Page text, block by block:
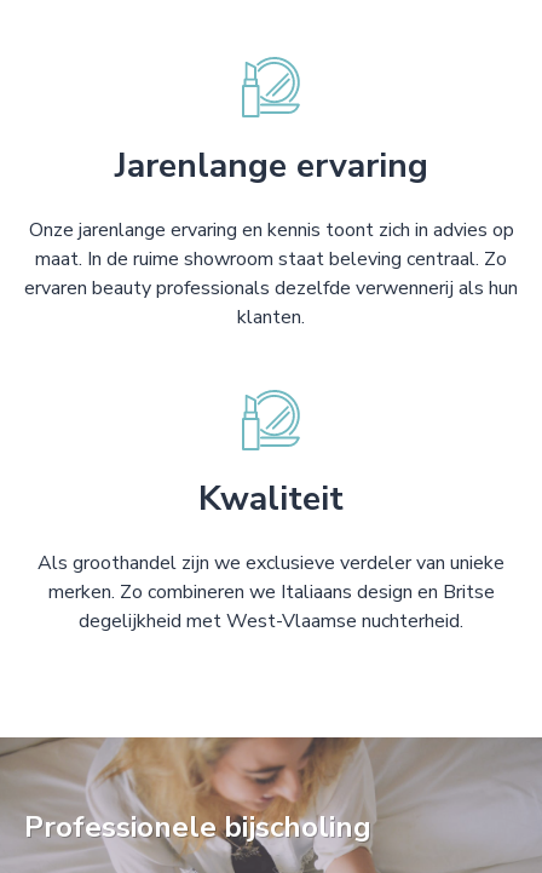
Jarenlange ervaring
Onze jarenlange ervaring en kennis toont zich in advies op
maat. In de ruime showroom staat beleving centraal. Zo
ervaren beauty professionals dezelfde verwennerij als hun
klanten.
Kwaliteit
Als groothandel zijn we exclusieve verdeler van unieke
merken. Zo combineren we Italiaans design en Britse
degelijkheid met West-Vlaamse nuchterheid.
Professionele bijscholing